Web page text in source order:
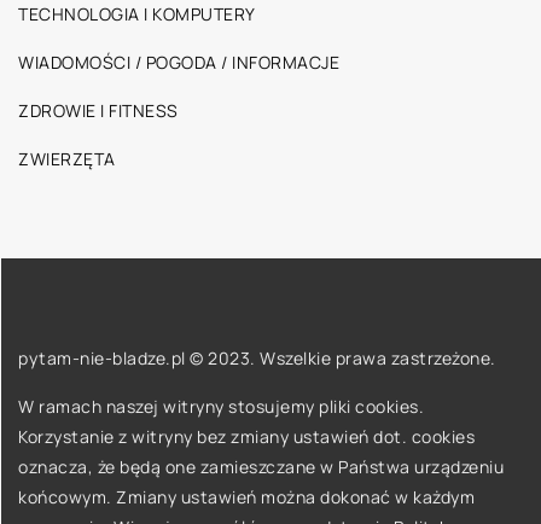
TECHNOLOGIA I KOMPUTERY
WIADOMOŚCI / POGODA / INFORMACJE
ZDROWIE I FITNESS
ZWIERZĘTA
pytam-nie-bladze.pl © 2023. Wszelkie prawa zastrzeżone.
W ramach naszej witryny stosujemy pliki cookies.
Korzystanie z witryny bez zmiany ustawień dot. cookies
oznacza, że będą one zamieszczane w Państwa urządzeniu
końcowym. Zmiany ustawień można dokonać w każdym